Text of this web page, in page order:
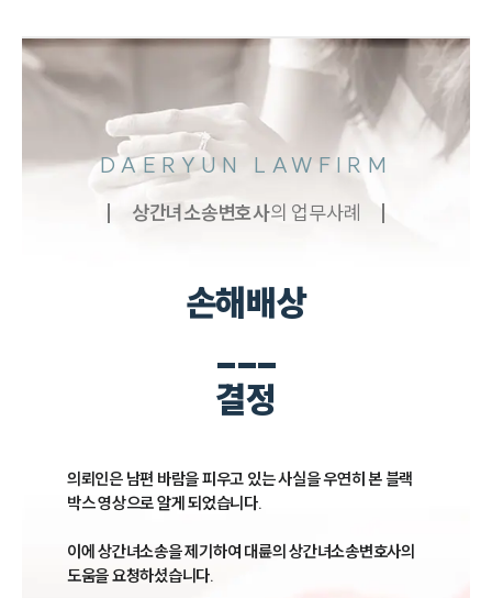
DAERYUN LAWFIRM
상간녀소송변호사의 업무사례
손해배상
___
결정
의뢰인은 남편 바람을 피우고 있는 사실을 우연히 본 블랙
박스 영상으로 알게 되었습니다.
이에 상간녀소송을 제기하여 대륜의 상간녀소송변호사의
도움을 요청하셨습니다.